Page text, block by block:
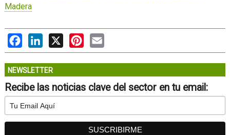
Madera
FacebookLinkedIn
X PinterestEmail
NEWSLETTER
Recibe las noticias clave del sector en tu email: